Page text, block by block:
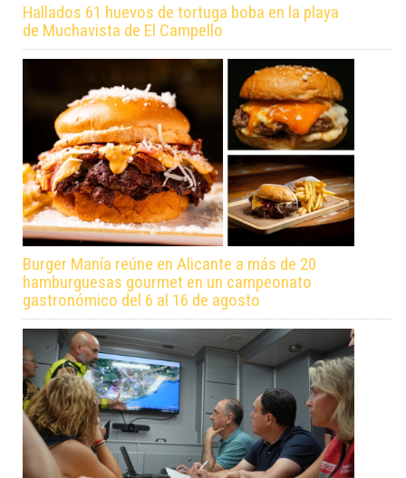
Hallados 61 huevos de tortuga boba en la playa
de Muchavista de El Campello
Burger Manía reúne en Alicante a más de 20
hamburguesas gourmet en un campeonato
gastronómico del 6 al 16 de agosto